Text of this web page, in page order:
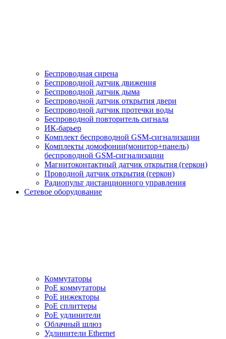
Беспроводная сирена
Беспроводной датчик движения
Беспроводной датчик дыма
Беспроводной датчик открытия двери
Беспроводной датчик протечки воды
Беспроводной повторитель сигнала
ИК-барьер
Комплект беспроводной GSM-сигнализации
Комплекты домофонии(монитор+панель)
беспроводной GSM-сигнализации
Магнитоконтактный датчик открытия (геркон)
Проводной датчик открытия (геркон)
Радиопульт дистанционного управления
Сетевое оборудование
Коммутаторы
PoE коммутаторы
PoE инжекторы
PoE сплиттеры
PoE удлинители
Облачный шлюз
Удлинители Ethernet